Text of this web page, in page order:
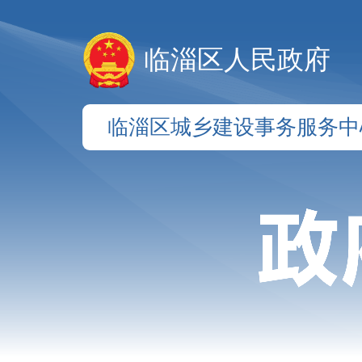
临淄区人民政府
临淄区城乡建设事务服务